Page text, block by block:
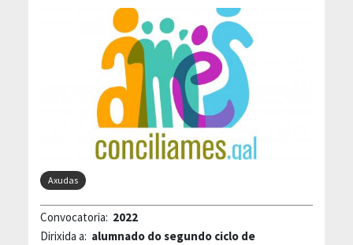
Axudas
Convocatoria: 2022
Dirixida a: alumnado do segundo ciclo de